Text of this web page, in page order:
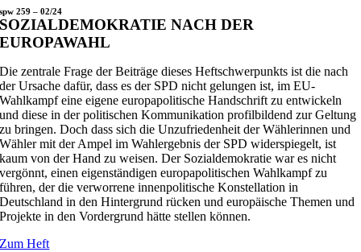
spw 259 – 02/24
SOZIALDEMOKRATIE NACH DER
EUROPAWAHL
Die zentrale Frage der Beiträge dieses Heftschwerpunkts ist die nach
der Ursache dafür, dass es der SPD nicht gelungen ist, im EU-
Wahlkampf eine eigene europapolitische Handschrift zu entwickeln
und diese in der politischen Kommunikation profilbildend zur Geltung
zu bringen. Doch dass sich die Unzufriedenheit der Wählerinnen und
Wähler mit der Ampel im Wahlergebnis der SPD widerspiegelt, ist
kaum von der Hand zu weisen. Der Sozialdemokratie war es nicht
vergönnt, einen eigenständigen europapolitischen Wahlkampf zu
führen, derdie verworrene innenpolitische Konstellationin
Deutschland in den Hintergrund rücken und europäische Themen und
Projekte in den Vordergrund hätte stellen können.
Zum Heft